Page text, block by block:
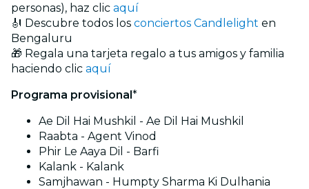
personas), haz clic aquí
🎻 Descubre todos los conciertos Candlelight en
Bengaluru
🎁 Regala una tarjeta regalo a tus amigos y familia
haciendo clic aquí
Programa provisional*
Ae Dil Hai Mushkil - Ae Dil Hai Mushkil
Raabta - Agent Vinod
Phir Le Aaya Dil - Barfi
Kalank - Kalank
Samjhawan - Humpty Sharma Ki Dulhania